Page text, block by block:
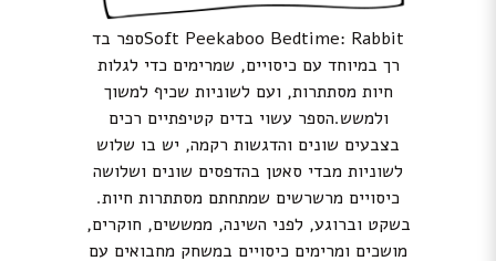
Soft Peekaboo Bedtime: Rabbitספר בד
רך במיוחד עם כיסויים, שמרימים כדי לגלות
חיות מסתתרות, ועם לשוניות שכיף למשוך
ולמשש.הספר עשוי בדים קטיפתיים רכים
בצבעים שונים והדגשות רקמה, יש בו שלוש
לשוניות מבדי סאטן בהדפסים שונים ושלושה
כיסויים מרשרשים שמתחתם מסתתרות חיות.
בשקט וברוגע, לפני השינה, ממששים, חוקרים,
מושכים ומרימים כיסויים במשחק מחבואים עם